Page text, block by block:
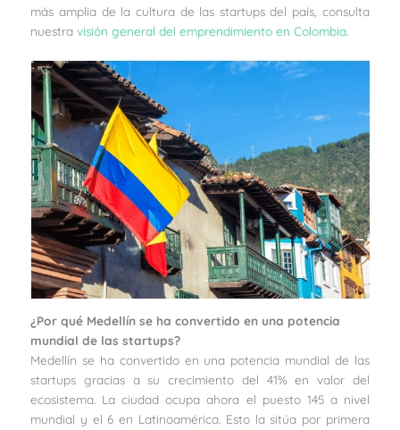
más amplia de la cultura de las startups del país, consulta
nuestravisión general del emprendimiento en Colombia.
¿Por qué Medellín se ha convertido en una potencia
mundial de las startups?
Medellín se ha convertido en una potencia mundial de las
startups gracias a su crecimiento del 41% en valor del
ecosistema. La ciudad ocupa ahora el puesto 145 a nivel
mundial y el 6 en Latinoamérica. Esto la sitúa por primera